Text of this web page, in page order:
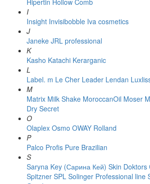
Hipertin Hollow Comb
I
Insight Invisibobble Iva cosmetics
J
Janeke JRL professional
K
Kasho Katachi Kerarganic
L
Label. m Le Cher Leader Lendan
M
Matrix Milk Shake MoroccanOil Moser
Dry Secret
O
Olaplex Osmo OWAY Rolland
P
Palco Profis Pure Brazilian
S
Saryna Key (Сарина Кей) Skin Doktors
Spitzner SPL Solinger Professional line